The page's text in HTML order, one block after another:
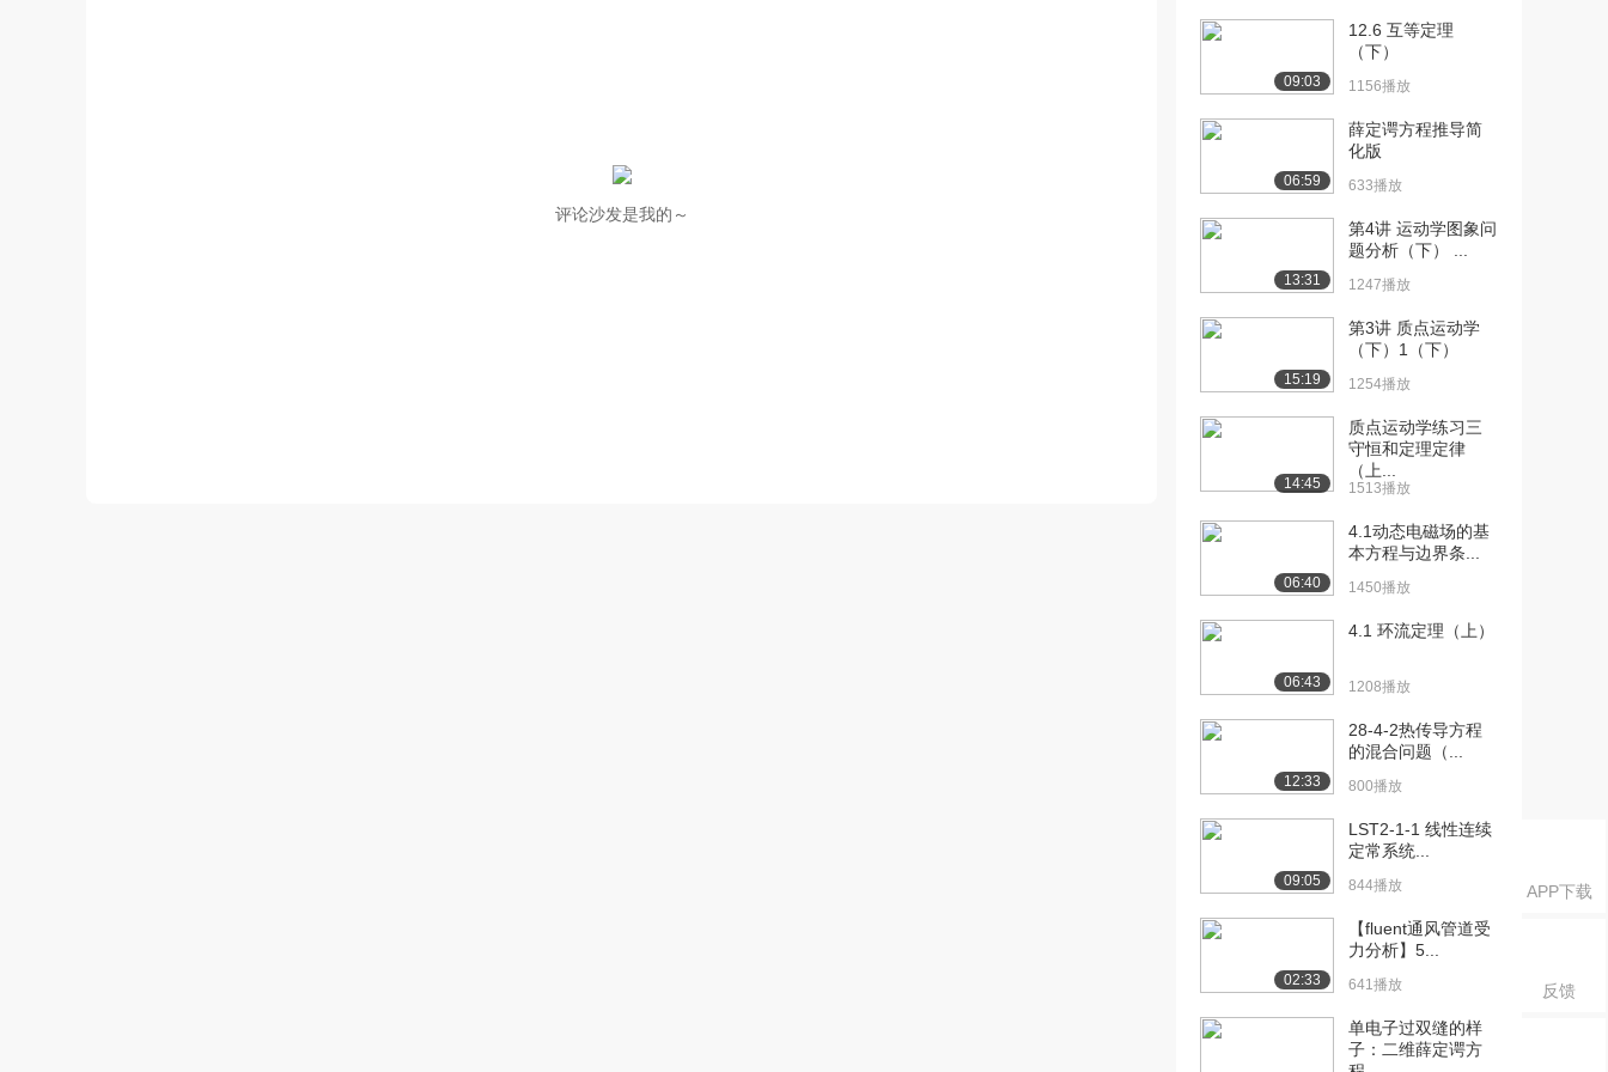
APP下载
反馈
评论沙发是我的～
2817播放
[11] 模块一 §1.2 约束和约
862播放
[12] 模块一 §1.3 物体的受
2136播放
[13] 模块一 §1.3 物体的受
1161播放
[14] 模块二 §2.1 平面汇交
力系（2...
2297播放
[15] 模块二 §2.2 平面力对
点之矩•...
[16] 模块二 §2.2 平面力对
09:13
力系的简...
[18] 模块二 §2.4 平面任意
力系的平...
08:12
[19] 模块二 §2.4 平面任意
力系的平...
1202播放
[20] 模块二 §2.4 平面任意
力系的平...
1034播放
[21] 模块二 §2.5 物体系的
05:02
09:03
12.6 互等定理
（下）
1156播放
06:59
薛定谔方程推导简
化版
633播放
13:31
第4讲 运动学图象问
题分析（下） ...
1247播放
15:19
第3讲 质点运动学
（下）1（下）
1254播放
14:45
质点运动学练习三
守恒和定理定律
（上...
1513播放
06:40
4.1动态电磁场的基
本方程与边界条...
1450播放
06:43
4.1 环流定理（上）
1208播放
12:33
28-4-2热传导方程
的混合问题（...
800播放
09:05
LST2-1-1 线性连续
定常系统...
844播放
02:33
【fluent通风管道受
力分析】5...
641播放
单电子过双缝的样
子：二维薛定谔方